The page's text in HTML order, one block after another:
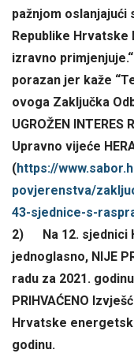
pažnjom
Republike
izravno
porazan jer kaže
ovoga Zaključka
UGROŽEN INTERES
Upravno vijeće
(https://
povjerenstva/
43-sjednice-s-
2) Na 12. sjednici
jednoglasno, NIJE
radu za 2021.
PRIHVAĆENO
Hrvatske
godinu.